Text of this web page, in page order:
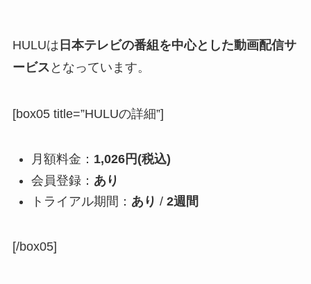
HULUは 日本テレビの番組を中心とした動画配信サ
ービス となっています。
[box05 title=”HULUの詳細”]
月額料金： 1,026円(税込)
会員登録： あり
トライアル期間： あり / 2週間
[/box05]